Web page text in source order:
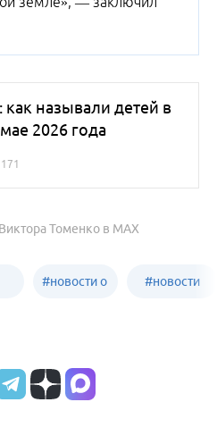
называли детей в
2026 года
171
Томенко в MAX
#новости о
Алтайского
#новости